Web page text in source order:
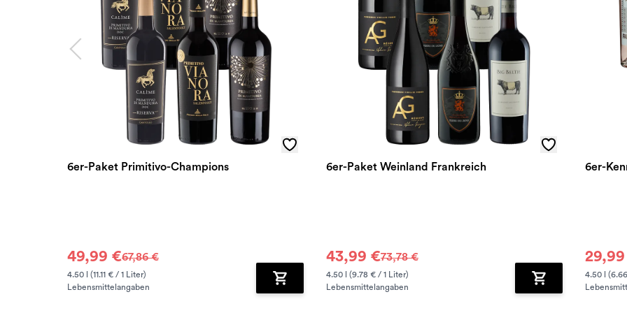
6er-Paket Primitivo-Champions
49,99 €67,86 €
4.50 l (11.11 € / 1 Liter)
Lebensmittelangaben
Zum Warenkorb hinzufügen
6er-Paket Weinland Frankreich
43,99 €73,78 €
4.50 l (9.78 € / 1 Liter)
Lebensmittelangaben
Zum Warenkorb
6er-
4.50 l